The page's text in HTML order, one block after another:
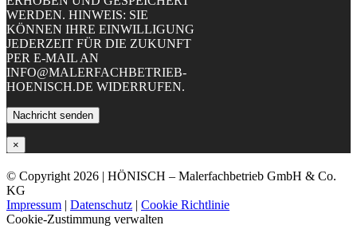
WERDEN. HINWEIS: SIE
KÖNNEN IHRE EINWILLIGUNG
JEDERZEIT FÜR DIE ZUKUNFT
PER E-MAIL AN
INFO@MALERFACHBETRIEB-
HOENISCH.DE WIDERRUFEN.
×
© Copyright 2026 | HÖNISCH – Malerfachbetrieb GmbH & Co.
KG
Impressum | Datenschutz | Cookie Richtlinie
Cookie-Zustimmung verwalten